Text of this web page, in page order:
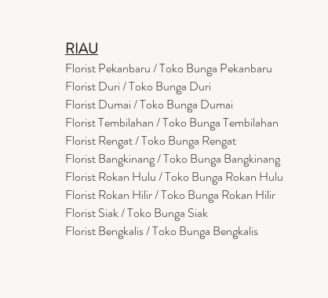
RIAU
Florist Pekanbaru / Toko Bunga Pekanbaru
Florist Duri / Toko Bunga Duri
Florist Dumai / Toko Bunga Dumai
Florist Tembilahan / Toko Bunga Tembilahan
Florist Rengat / Toko Bunga Rengat
Florist Bangkinang / Toko Bunga Bangkinang
Florist Rokan Hulu / Toko Bunga Rokan Hulu
Florist Rokan Hilir / Toko Bunga Rokan Hilir
Florist Siak / Toko Bunga Siak
Florist Bengkalis / Toko Bunga Bengkalis